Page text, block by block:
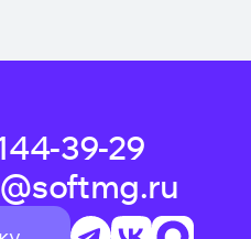
39-29